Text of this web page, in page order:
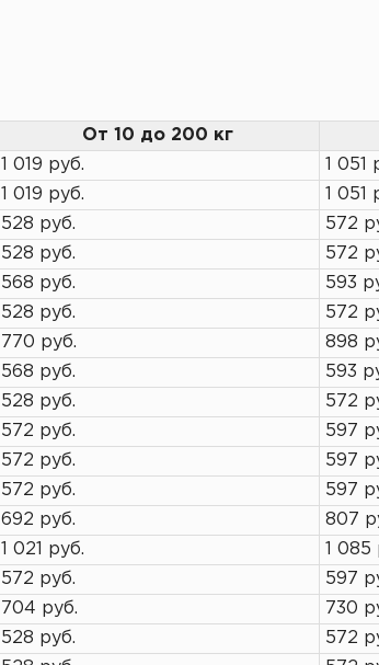
От 10 до 200 кг
1 019 руб. 1 051
1 019 руб. 1 051
528 руб. 572
528 руб. 572
568 руб. 593
528 руб. 572
770 руб. 898
568 руб. 593
528 руб. 572
572 руб. 597
572 руб. 597
572 руб. 597
692 руб. 807
1 021 руб. 1 085
572 руб. 597
704 руб. 730
528 руб. 572